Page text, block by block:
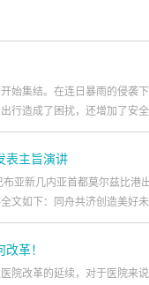
始集结。在连日暴雨的侵袭
行造成了困扰，还增加了安
、清理了顶楼的堆积物、杂
，拉响警示弦,努力保持排水
，在保障处带领和指导下，
内的落叶、垃圾进行清理。
表主旨演讲
亚新几内亚首都莫尔兹比港
文如下：同舟共济创造美好
们，先生们：大家好！很高
革！
院改革的延续，对于医院来